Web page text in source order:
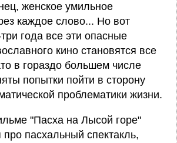
женское умильное
каждое слово... Но вот
года все эти опасные
кино становятся все
в гораздо большем числе
попытки пойти в сторону
проблематики жизни.
"Пасха на Лысой горе"
про пасхальный спектакль,